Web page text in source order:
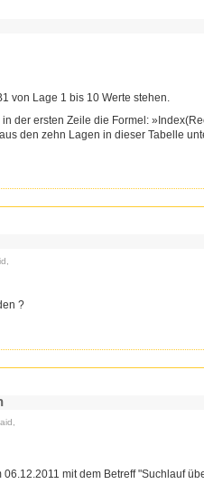
von Lage 1 bis 10 Werte stehen.
der ersten Zeile die Formel:
den zehn Lagen in dieser Tabelle
?
mit dem Betreff "Suchlauf